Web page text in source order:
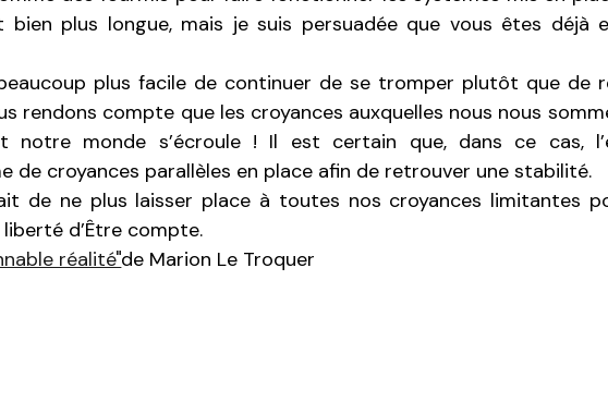
bien plus longue, mais je suis persuadée que vous êtes déjà
plus facile de continuer de se tromper plutôt que de
rendons compte que les croyances auxquelles nous nous
notre monde s’écroule ! Il est certain que, dans ce cas,
de croyances parallèles en place afin de retrouver une stabilité.
de ne plus laisser place à toutes nos croyances limitantes
d’Être compte.
réalité"de Marion Le Troquer